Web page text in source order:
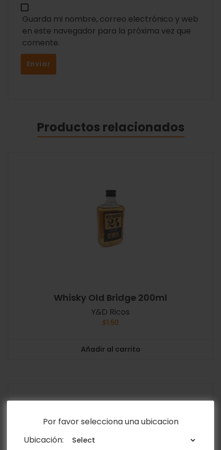
Por favor selecciona una ubicacion
Ubicación:
Guarda mi nombre, correo electrónico y web
en este navegador para la próxima vez que
comente.
Productos relacionados
Whisky Old Bridge 200ml
Y&D Ricos
$1.50
Añadir al carrito